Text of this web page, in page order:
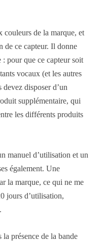
couleurs de la marque, et
de ce capteur. Il donne
pour que ce capteur soit
vocaux (et les autres
devez disposer d’un
supplémentaire, qui
les différents produits
manuel d’utilisation et un
également. Une
la marque, ce qui ne me
jours d’utilisation,
la présence de la bande